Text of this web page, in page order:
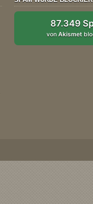
87.349
vonAkismet